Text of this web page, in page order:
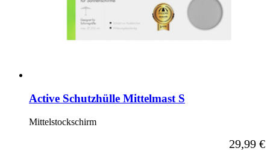
Active Schutzhülle Mittelmast S
Mittelstockschirm
29,99 €